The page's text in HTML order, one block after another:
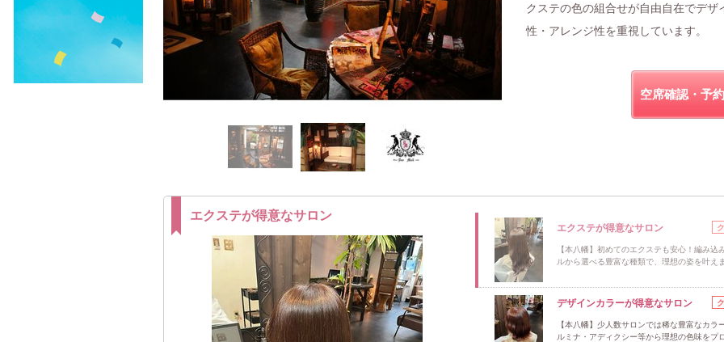
クステの色の組合せが自由自在でデザ
性・アレンジ性を重視しています。
空席確認・予
エクステが得意なサロン
エクステが得意なサロン
【本八幡】初めてのエクステも安心！編み込
ルから選べる豊富な種類で、理想の姿を叶え
デザインカラーが得意なサロン
【本八幡】少人数サロンでは稀な豊富なカラ
ルミナ・アディクシー等から理想の色味をプ